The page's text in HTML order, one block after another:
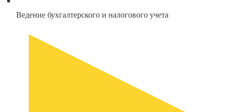
Ведение бухгалтерского и налогового учета